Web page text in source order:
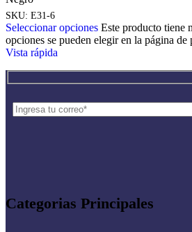
SKU: E31-6
Seleccionar opciones Este producto tiene
opciones se pueden elegir en la página de
Vista rápida
Categorias Principales